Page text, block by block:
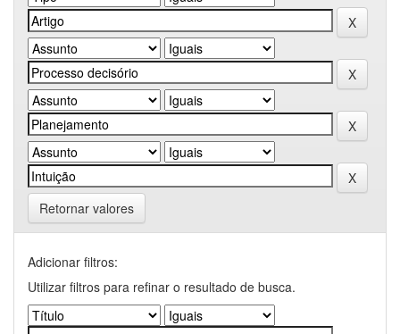
Retornar valores
Adicionar filtros:
Utilizar filtros para refinar o resultado de busca.